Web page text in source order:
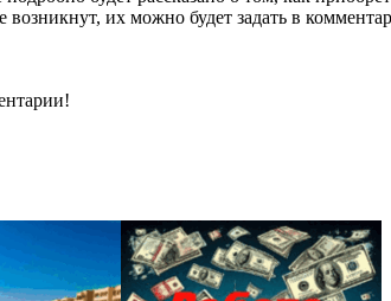
их можно будет задать в